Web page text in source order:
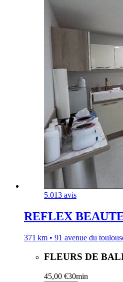
5.013 avis
REFLEX
371 km • 91 avenue du
FLEURS DE
45,00 €30min